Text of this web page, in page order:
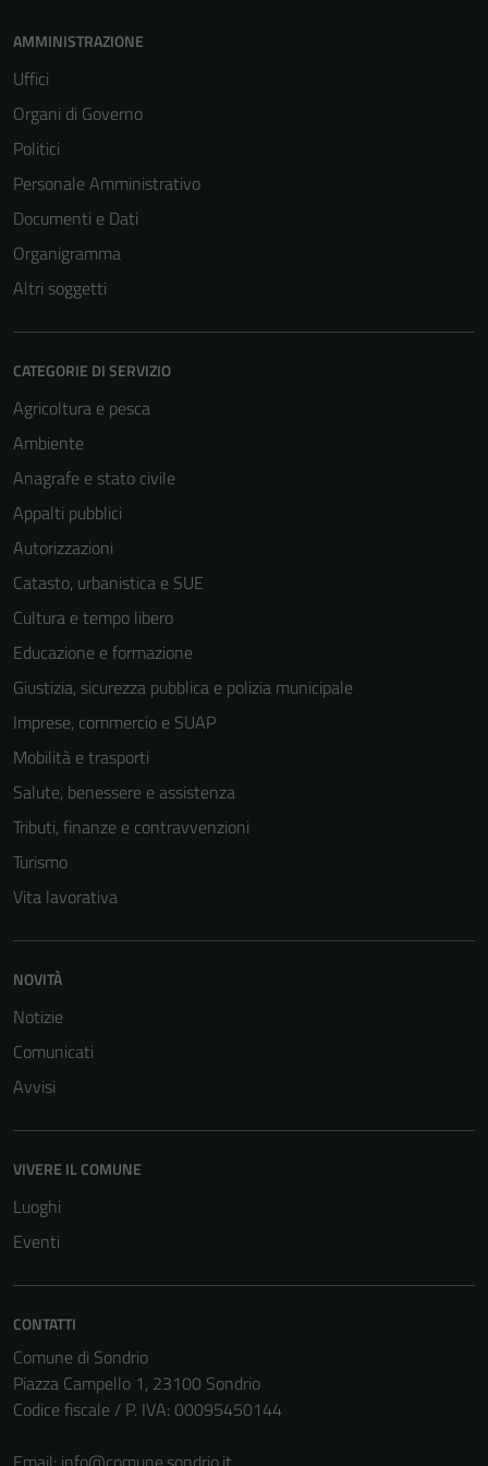
AMMINISTRAZIONE
Uffici
Organi di Governo
Politici
Personale Amministrativo
Documenti e Dati
Organigramma
Altri soggetti
CATEGORIE DI SERVIZIO
Agricoltura e pesca
Ambiente
Anagrafe e stato civile
Appalti pubblici
Autorizzazioni
Catasto, urbanistica e SUE
Cultura e tempo libero
Educazione e formazione
Giustizia, sicurezza pubblica e polizia municipale
Imprese, commercio e SUAP
Mobilità e trasporti
Salute, benessere e assistenza
Tributi, finanze e contravvenzioni
Turismo
Vita lavorativa
NOVITÀ
Notizie
Comunicati
Avvisi
VIVERE IL COMUNE
Luoghi
Eventi
CONTATTI
Comune di Sondrio
Piazza Campello 1, 23100 Sondrio
Codice fiscale / P. IVA: 00095450144